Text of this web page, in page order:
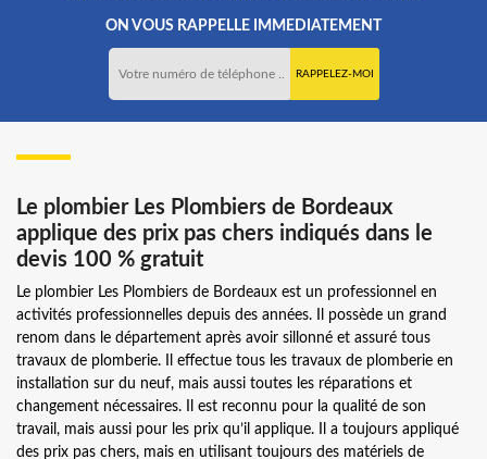
ON VOUS RAPPELLE IMMEDIATEMENT
Le plombier Les Plombiers de Bordeaux
applique des prix pas chers indiqués dans le
devis 100 % gratuit
Le plombier Les Plombiers de Bordeaux est un professionnel en
activités professionnelles depuis des années. Il possède un grand
renom dans le département après avoir sillonné et assuré tous
travaux de plomberie. Il effectue tous les travaux de plomberie en
installation sur du neuf, mais aussi toutes les réparations et
changement nécessaires. Il est reconnu pour la qualité de son
travail, mais aussi pour les prix qu’il applique. Il a toujours appliqué
des prix pas chers, mais en utilisant toujours des matériels de